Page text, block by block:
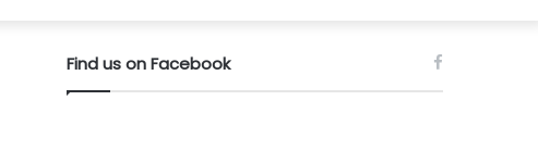
Find us on Facebook